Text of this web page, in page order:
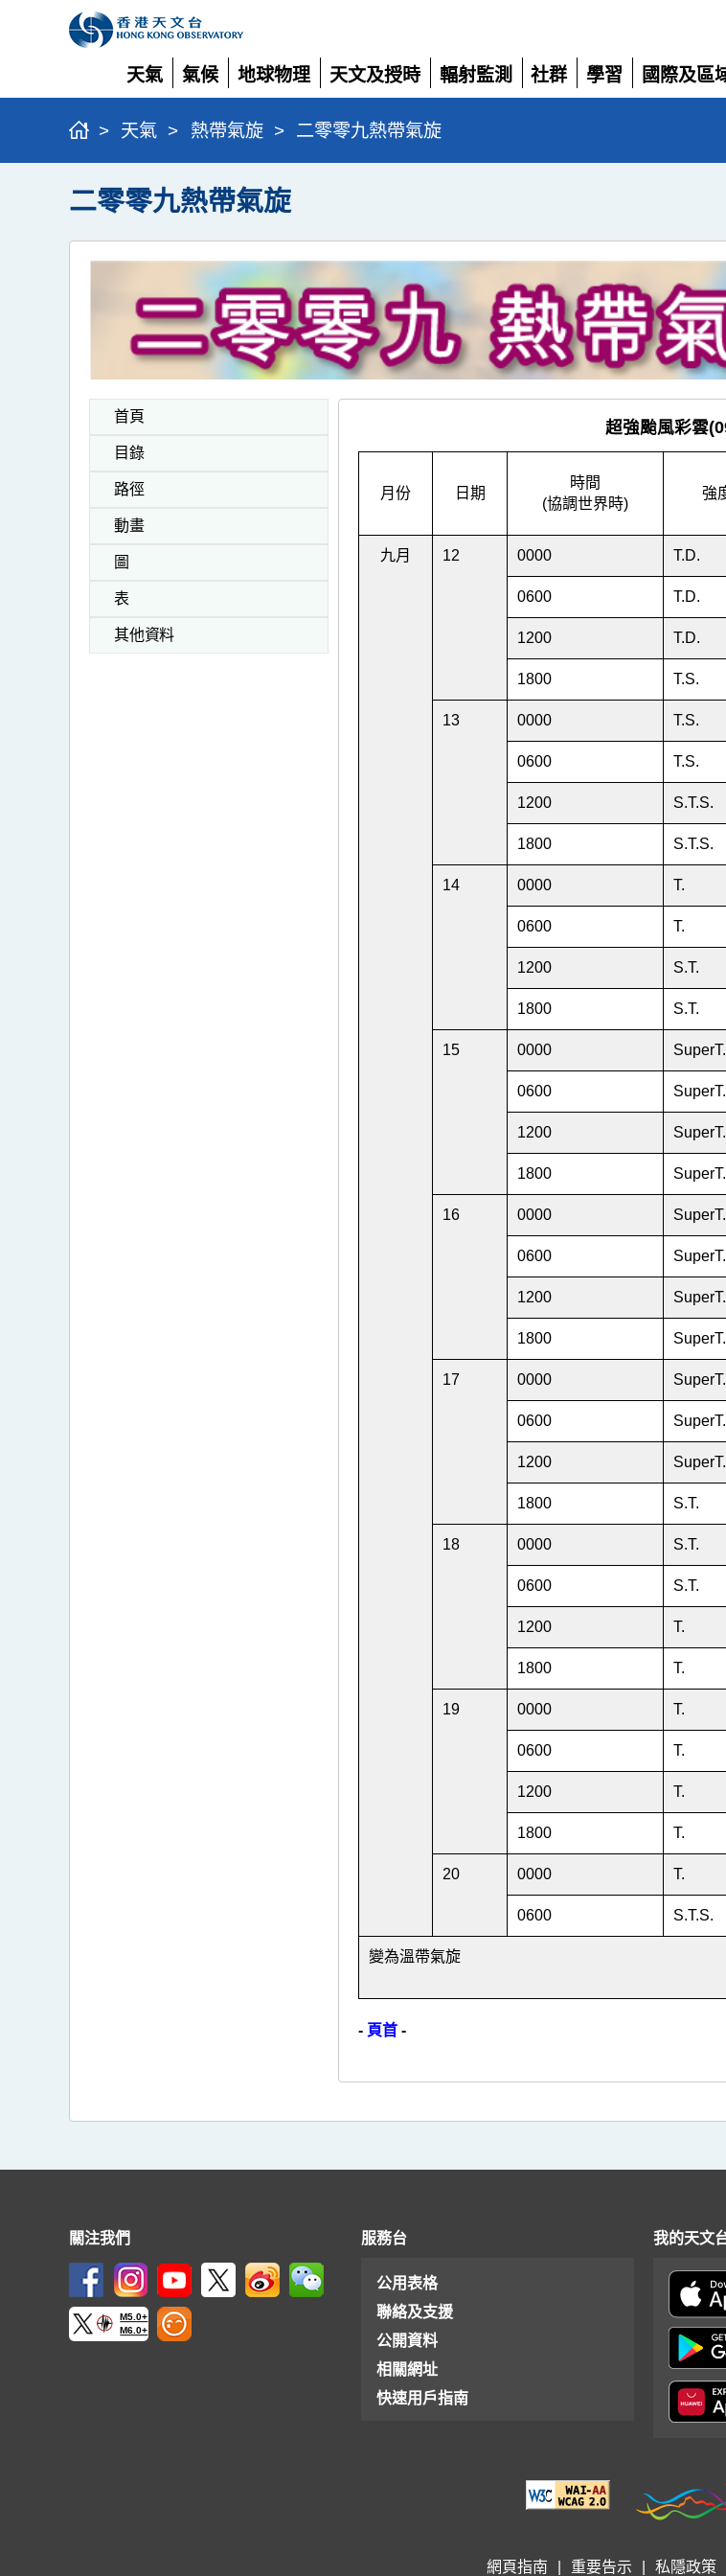
天氣
展
開
氣候
展
開
地球物理
展
開
天文及授時
展
開
輻射監測
展
開
社群
展
學習
展
國際及區
展
> 天氣 > 熱帶氣旋 > 二零零九熱帶氣旋
二零零九熱帶氣旋
首頁
目錄
路徑
動畫
圖
表
其他資料
超強颱風彩雲
月份 日期
時間
(協調世界時)
強
九月 12 0000 T.D.
0600 T.D.
1200 T.D.
1800 T.S.
13 0000 T.S.
0600 T.S.
1200 S.T.S.
1800 S.T.S.
14 0000 T.
0600 T.
1200 S.T.
1800 S.T.
15 0000 SuperT.
0600 SuperT.
1200 SuperT.
1800 SuperT.
16 0000 SuperT.
0600 SuperT.
1200 SuperT.
1800 SuperT.
17 0000 SuperT.
0600 SuperT.
1200 SuperT.
1800 S.T.
18 0000 S.T.
0600 S.T.
1200 T.
1800 T.
19 0000 T.
0600 T.
1200 T.
1800 T.
20 0000 T.
0600 S.T.S.
變為溫帶氣旋
- 頁首 -
關注我們
M5.0+
M6.0+
服務台
公用表格
聯絡及支援
公開資料
相關網址
快速用戶指南
我的天文
網頁指南 重要告示 私隱政策